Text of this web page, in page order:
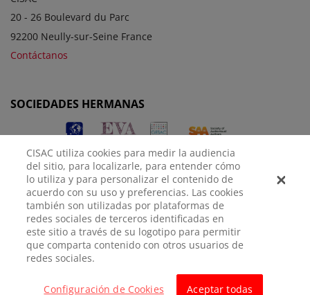
20 - 26 Boulevard du Parc
92200 Neully-sur-Seine France
Contáctanos
SOCIEDADES HERMANAS
AVISO
LEGAL
POLÍTICA DE
PRIVACIDAD
CONFIGURACIÓN DE
COOKIES
CISAC utiliza cookies para medir la audiencia
del sitio, para localizarle, para entender cómo
lo utiliza y para personalizar el contenido de
acuerdo con su uso y preferencias. Las cookies
también son utilizadas por plataformas de
redes sociales de terceros identificadas en
este sitio a través de su logotipo para permitir
que comparta contenido con otros usuarios de
redes sociales.
Configuración de Cookies Aceptar todas